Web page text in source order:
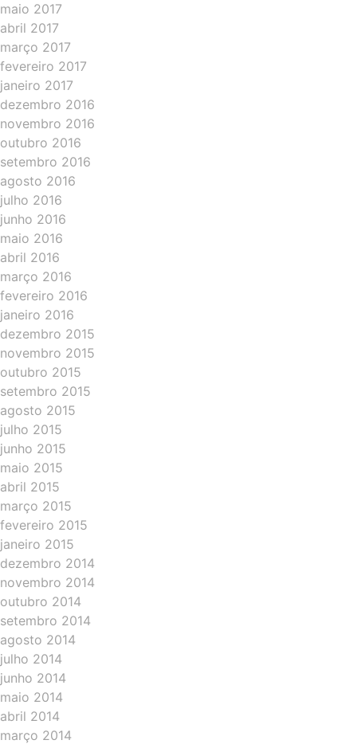
maio 2017
abril 2017
março 2017
fevereiro 2017
janeiro 2017
dezembro 2016
novembro 2016
outubro 2016
setembro 2016
agosto 2016
julho 2016
junho 2016
maio 2016
abril 2016
março 2016
fevereiro 2016
janeiro 2016
dezembro 2015
novembro 2015
outubro 2015
setembro 2015
agosto 2015
julho 2015
junho 2015
maio 2015
abril 2015
março 2015
fevereiro 2015
janeiro 2015
dezembro 2014
novembro 2014
outubro 2014
setembro 2014
agosto 2014
julho 2014
junho 2014
maio 2014
abril 2014
março 2014